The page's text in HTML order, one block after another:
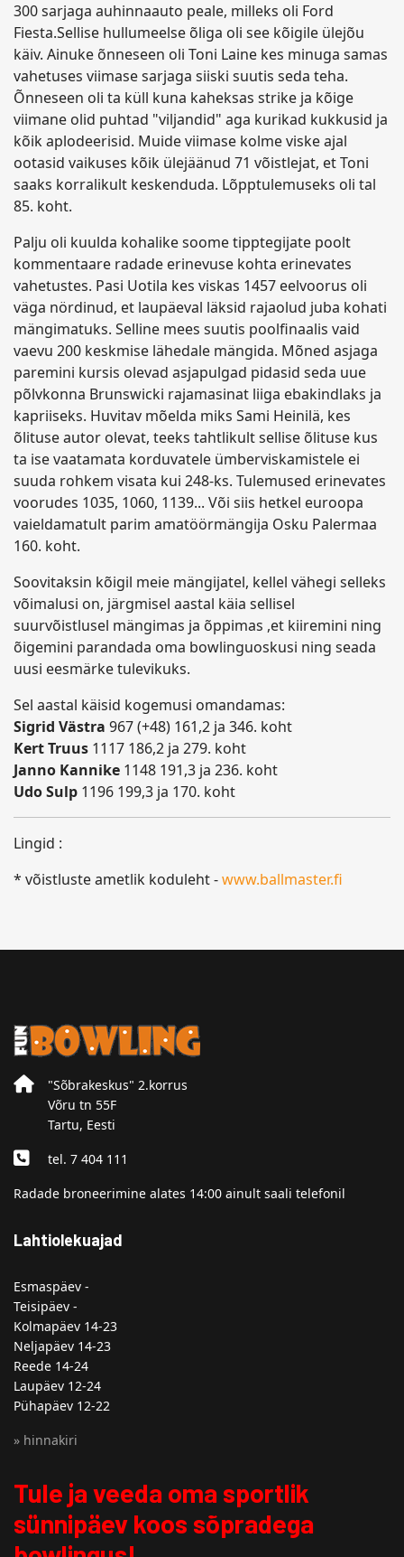
300 sarjaga auhinnaauto peale, milleks oli Ford
Fiesta.Sellise hullumeelse õliga oli see kõigile ülejõu
käiv. Ainuke õnneseen oli Toni Laine kes minuga samas
vahetuses viimase sarjaga siiski suutis seda teha.
Õnneseen oli ta küll kuna kaheksas strike ja kõige
viimane olid puhtad "viljandid" aga kurikad kukkusid ja
kõik aplodeerisid. Muide viimase kolme viske ajal
ootasid vaikuses kõik ülejäänud 71 võistlejat, et Toni
saaks korralikult keskenduda. Lõpptulemuseks oli tal
85. koht.
Palju oli kuulda kohalike soome tipptegijate poolt
kommentaare radade erinevuse kohta erinevates
vahetustes. Pasi Uotila kes viskas 1457 eelvoorus oli
väga nördinud, et laupäeval läksid rajaolud juba kohati
mängimatuks. Selline mees suutis poolfinaalis vaid
vaevu 200 keskmise lähedale mängida. Mõned asjaga
paremini kursis olevad asjapulgad pidasid seda uue
põlvkonna Brunswicki rajamasinat liiga ebakindlaks ja
kapriiseks. Huvitav mõelda miks Sami Heinilä, kes
õlituse autor olevat, teeks tahtlikult sellise õlituse kus
ta ise vaatamata korduvatele ümberviskamistele ei
suuda rohkem visata kui 248-ks. Tulemused erinevates
voorudes 1035, 1060, 1139... Või siis hetkel euroopa
vaieldamatult parim amatöörmängija Osku Palermaa
160. koht.
Soovitaksin kõigil meie mängijatel, kellel vähegi selleks
võimalusi on, järgmisel aastal käia sellisel
suurvõistlusel mängimas ja õppimas ,et kiiremini ning
õigemini parandada oma bowlinguoskusi ning seada
uusi eesmärke tulevikuks.
Sel aastal käisid kogemusi omandamas:
Sigrid Västra 967 (+48) 161,2 ja 346. koht
Kert Truus 1117 186,2 ja 279. koht
Janno Kannike 1148 191,3 ja 236. koht
Udo Sulp 1196 199,3 ja 170. koht
Lingid :
* võistluste ametlik koduleht -www.ballmaster.fi
"Sõbrakeskus" 2.korrus
Võru tn 55F
Tartu, Eesti
tel. 7 404 111
Radade broneerimine alates 14:00 ainult saali telefonil
Lahtiolekuajad
Esmaspäev -
Teisipäev -
Kolmapäev 14-23
Neljapäev 14-23
Reede 14-24
Laupäev 12-24
Pühapäev 12-22
» hinnakiri
Tule ja veeda oma sportlik
sünnipäev koos sõpradega